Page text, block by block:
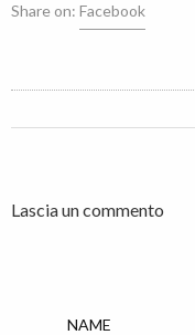
Share on: Facebook
Lascia un commento
NAME